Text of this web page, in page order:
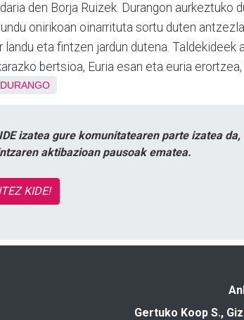
den Borja Ruizek. Durangon aurkeztuko
onirikoan oinarrituta sortu duten
landu eta fintzen jardun dutena. Taldekideek
bertsioa, Euria esan eta euria
DURANGO
izatea gure komunitatearen parte izatea
aktibazioan pausoak ematea.
KIDE!
Gertuko Koop S.,